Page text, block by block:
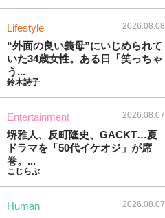
Lifestyle 2026.08.08
“外面の良い義母”にいじめられて
いた34歳女性。ある日「笑っちゃ
う...
鈴木詩子
Entertainment 2026.08.07
堺雅人、反町隆史、GACKT…夏
ドラマを「50代イケオジ」が席
巻。...
こじらぶ
Human 2026.08.07